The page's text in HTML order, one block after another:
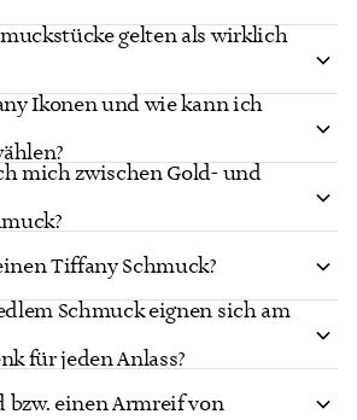
gelten als wirklich
Ikonen und wie kann ich
mich zwischen Gold- und
Tiffany Schmuck?
Schmuck eignen sich am
für jeden Anlass?
Größe für einen Ring
bzw. einen Armreif von